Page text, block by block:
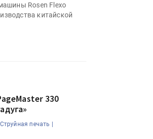
Rosen Flexo
китайской
330
Струйная печать |